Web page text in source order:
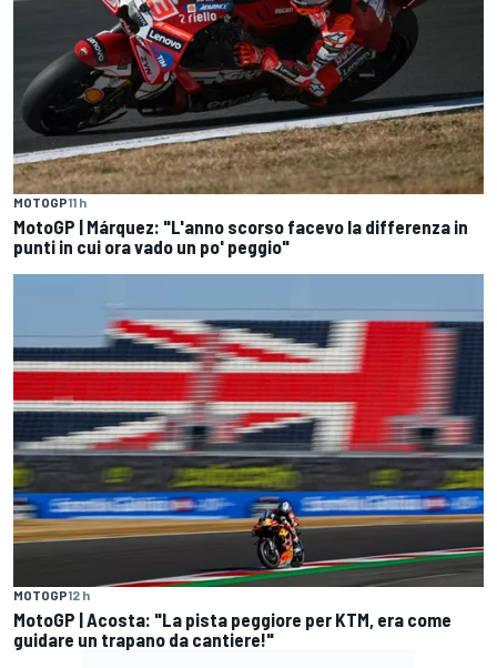
MOTOGP11 h
MotoGP | Márquez: "L'anno scorso facevo la differenza in
punti in cui ora vado un po' peggio"
MOTOGP12 h
MotoGP | Acosta: "La pista peggiore per KTM, era come
guidare un trapano da cantiere!"